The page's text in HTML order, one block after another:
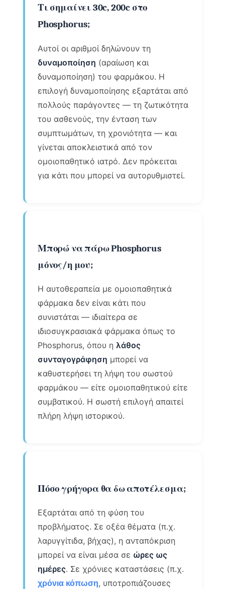
Τι σημαίνει 30c, 200c στο
Phosphorus;
Αυτοί οι αριθμοί δηλώνουν τη
δυναμοποίηση (αραίωση και
δυναμοποίηση) του φαρμάκου. Η
επιλογή δυναμοποίησης εξαρτάται από
πολλούς παράγοντες — τη ζωτικότητα
του ασθενούς, την ένταση των
συμπτωμάτων, τη χρονιότητα — και
γίνεται αποκλειστικά από τον
ομοιοπαθητικό ιατρό. Δεν πρόκειται
για κάτι που μπορεί να αυτορυθμιστεί.
Μπορώ να πάρω Phosphorus
μόνος/η μου;
Η αυτοθεραπεία με ομοιοπαθητικά
φάρμακα δεν είναι κάτι που
συνιστάται — ιδιαίτερα σε
ιδιοσυγκρασιακά φάρμακα όπως το
Phosphorus, όπου η λάθος
συνταγογράφηση μπορεί να
καθυστερήσει τη λήψη του σωστού
φαρμάκου — είτε ομοιοπαθητικού είτε
συμβατικού. Η σωστή επιλογή απαιτεί
πλήρη λήψη ιστορικού.
Πόσο γρήγορα θα δω αποτέλεσμα;
Εξαρτάται από τη φύση του
προβλήματος. Σε οξέα θέματα (π.χ.
λαρυγγίτιδα, βήχας), η ανταπόκριση
μπορεί να είναι μέσα σε ώρες ως
ημέρες. Σε χρόνιες καταστάσεις (π.χ.
χρόνια κόπωση, υποτροπιάζουσες